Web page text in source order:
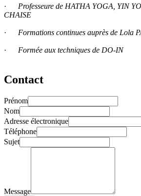
· Professeure de HATHA YOGA, YIN
CHAISE
· Formations continues auprès de Lola
· Formée aux techniques de DO-IN
Contact
Prénom
Nom
Adresse électronique
Téléphone
Sujet
Message